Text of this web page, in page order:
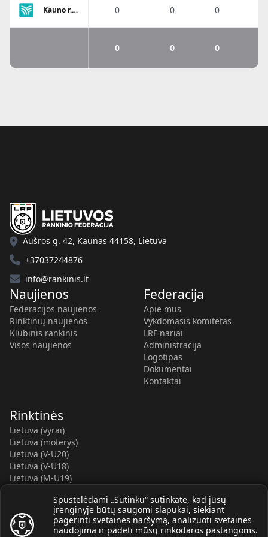
Kauno r.
0 0 0
0 0 0
Spustelėdami „Sutinku“ sutinkate, kad jūsų
įrenginyje būtų saugomi slapukai, siekiant
pagerinti svetainės naršymą, analizuoti svetainės
naudojimą ir padėti mūsų rinkodaros pastangoms.
Aušros g. 42, Kaunas 44158, Lietuva
+37037244876
info@rankinis.lt
Naujienos
Federacijos naujienos
Rinktinių naujienos
Klubinis rankinis
Visos naujienos
Federacija
Apie mus
Vykdomasis komitetas
LRF nariai
Administracija
Logotipas
Dokumentai
Kontaktai
Rinktinės
Lietuva (vyrai)
Lietuva (moterys)
Lietuva (V-U20)
Lietuva (V-U18)
Lietuva (M-U19)
Lietuva (M-U16)